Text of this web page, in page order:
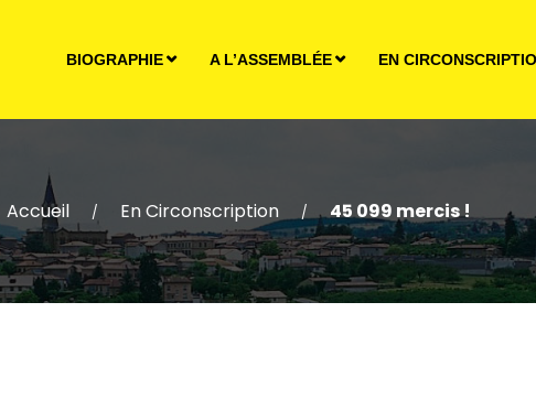
BIOGRAPHIE A L’ASSEMBLÉE EN
Accueil / En Circonscription / 45 099 mercis !